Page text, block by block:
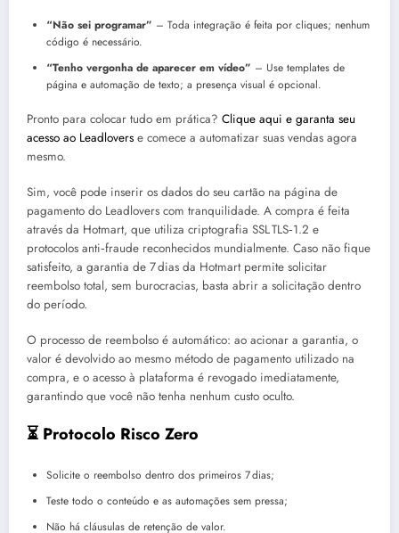
“Não sei programar” – Toda integração é feita por cliques; nenhum
código é necessário.
“Tenho vergonha de aparecer em vídeo” – Use templates de
página e automação de texto; a presença visual é opcional.
Pronto para colocar tudo em prática? Clique aqui e garanta seu
acesso ao Leadlovers e comece a automatizar suas vendas agora
mesmo.
Sim, você pode inserir os dados do seu cartão na página de
pagamento do Leadlovers com tranquilidade. A compra é feita
através da Hotmart, que utiliza criptografia SSL TLS‑1.2 e
protocolos anti‑fraude reconhecidos mundialmente. Caso não fique
satisfeito, a garantia de 7 dias da Hotmart permite solicitar
reembolso total, sem burocracias, basta abrir a solicitação dentro
do período.
O processo de reembolso é automático: ao acionar a garantia, o
valor é devolvido ao mesmo método de pagamento utilizado na
compra, e o acesso à plataforma é revogado imediatamente,
garantindo que você não tenha nenhum custo oculto.
⏳ Protocolo Risco Zero
Solicite o reembolso dentro dos primeiros 7 dias;
Teste todo o conteúdo e as automações sem pressa;
Não há cláusulas de retenção de valor.